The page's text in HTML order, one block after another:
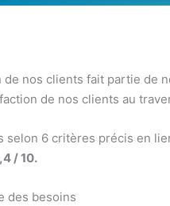
nos clients fait partie de
de nos clients au
selon 6 critères précis en
/ 10.
des besoins